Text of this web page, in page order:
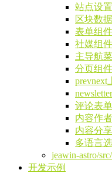
站点设
区块数
表单组件
社媒组件
主导航
分页组件
评论表
内容作
内容分
多语言
jeawin-astro/
开发示例